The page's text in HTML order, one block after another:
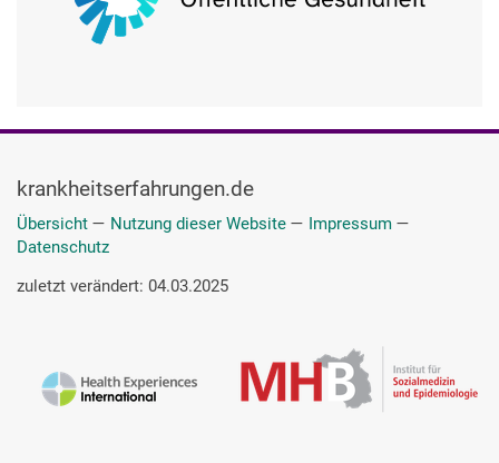
krankheitserfahrungen.de
Übersicht — Nutzung dieser Website — Impressum —
Datenschutz
zuletzt verändert: 04.03.2025